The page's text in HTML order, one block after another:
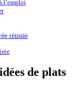
l’emploi
réussie
de plats